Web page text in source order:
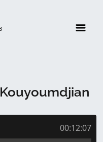
00:12:07